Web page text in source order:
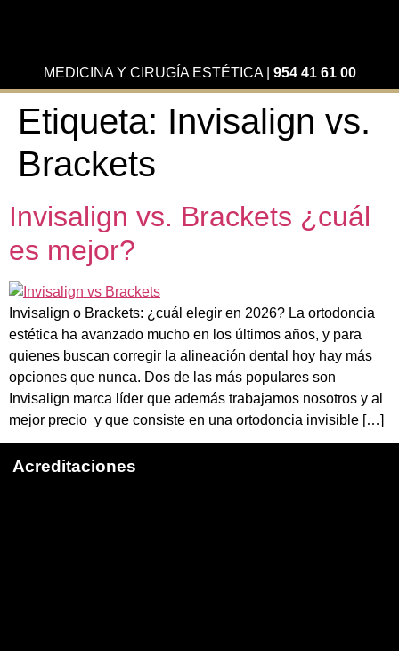
MEDICINA Y CIRUGÍA ESTÉTICA| 954 41 61 00
Etiqueta: Invisalign vs.
Brackets
Invisalign vs. Brackets ¿cuál
es mejor?
Invisalign o Brackets: ¿cuál elegir en 2026? La ortodoncia
estética ha avanzado mucho en los últimos años, y para
quienes buscan corregir la alineación dental hoy hay más
opciones que nunca. Dos de las más populares son
Invisalign marca líder que además trabajamos nosotros y al
mejor precio y que consiste en una ortodoncia invisible […]
Acreditaciones